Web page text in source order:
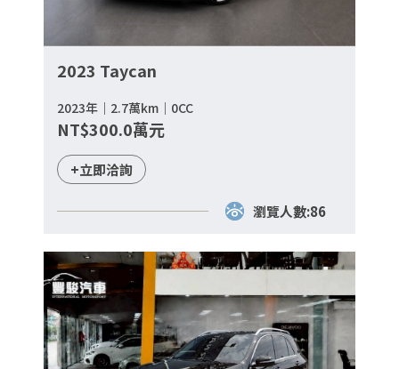
2023 Taycan
2023年｜2.7萬km｜0CC
NT$300.0萬元
+立即洽詢
瀏覽人數:86